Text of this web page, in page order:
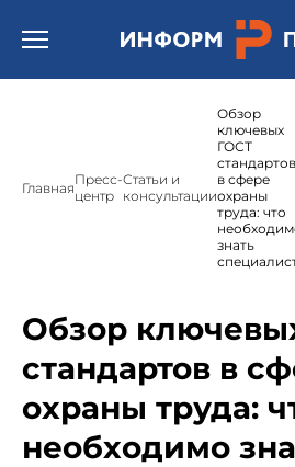
Открыть бургер меню.
ГлавнаяПресс-
центр
Статьи и
консультации
Обзор
ключевых
ГОСТ
стандартов
в сфере
охраны
труда: что
знать
Обзор
стандартов в
охраны труда:
необходимо